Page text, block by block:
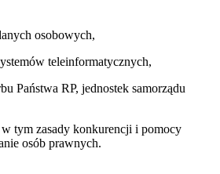
osobowych,
teleinformatycznych,
Państwa RP, jednostek samorządu
tym zasady konkurencji i pomocy
osób prawnych.